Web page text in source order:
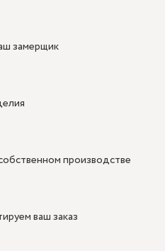
замерщик
производстве
ваш заказ